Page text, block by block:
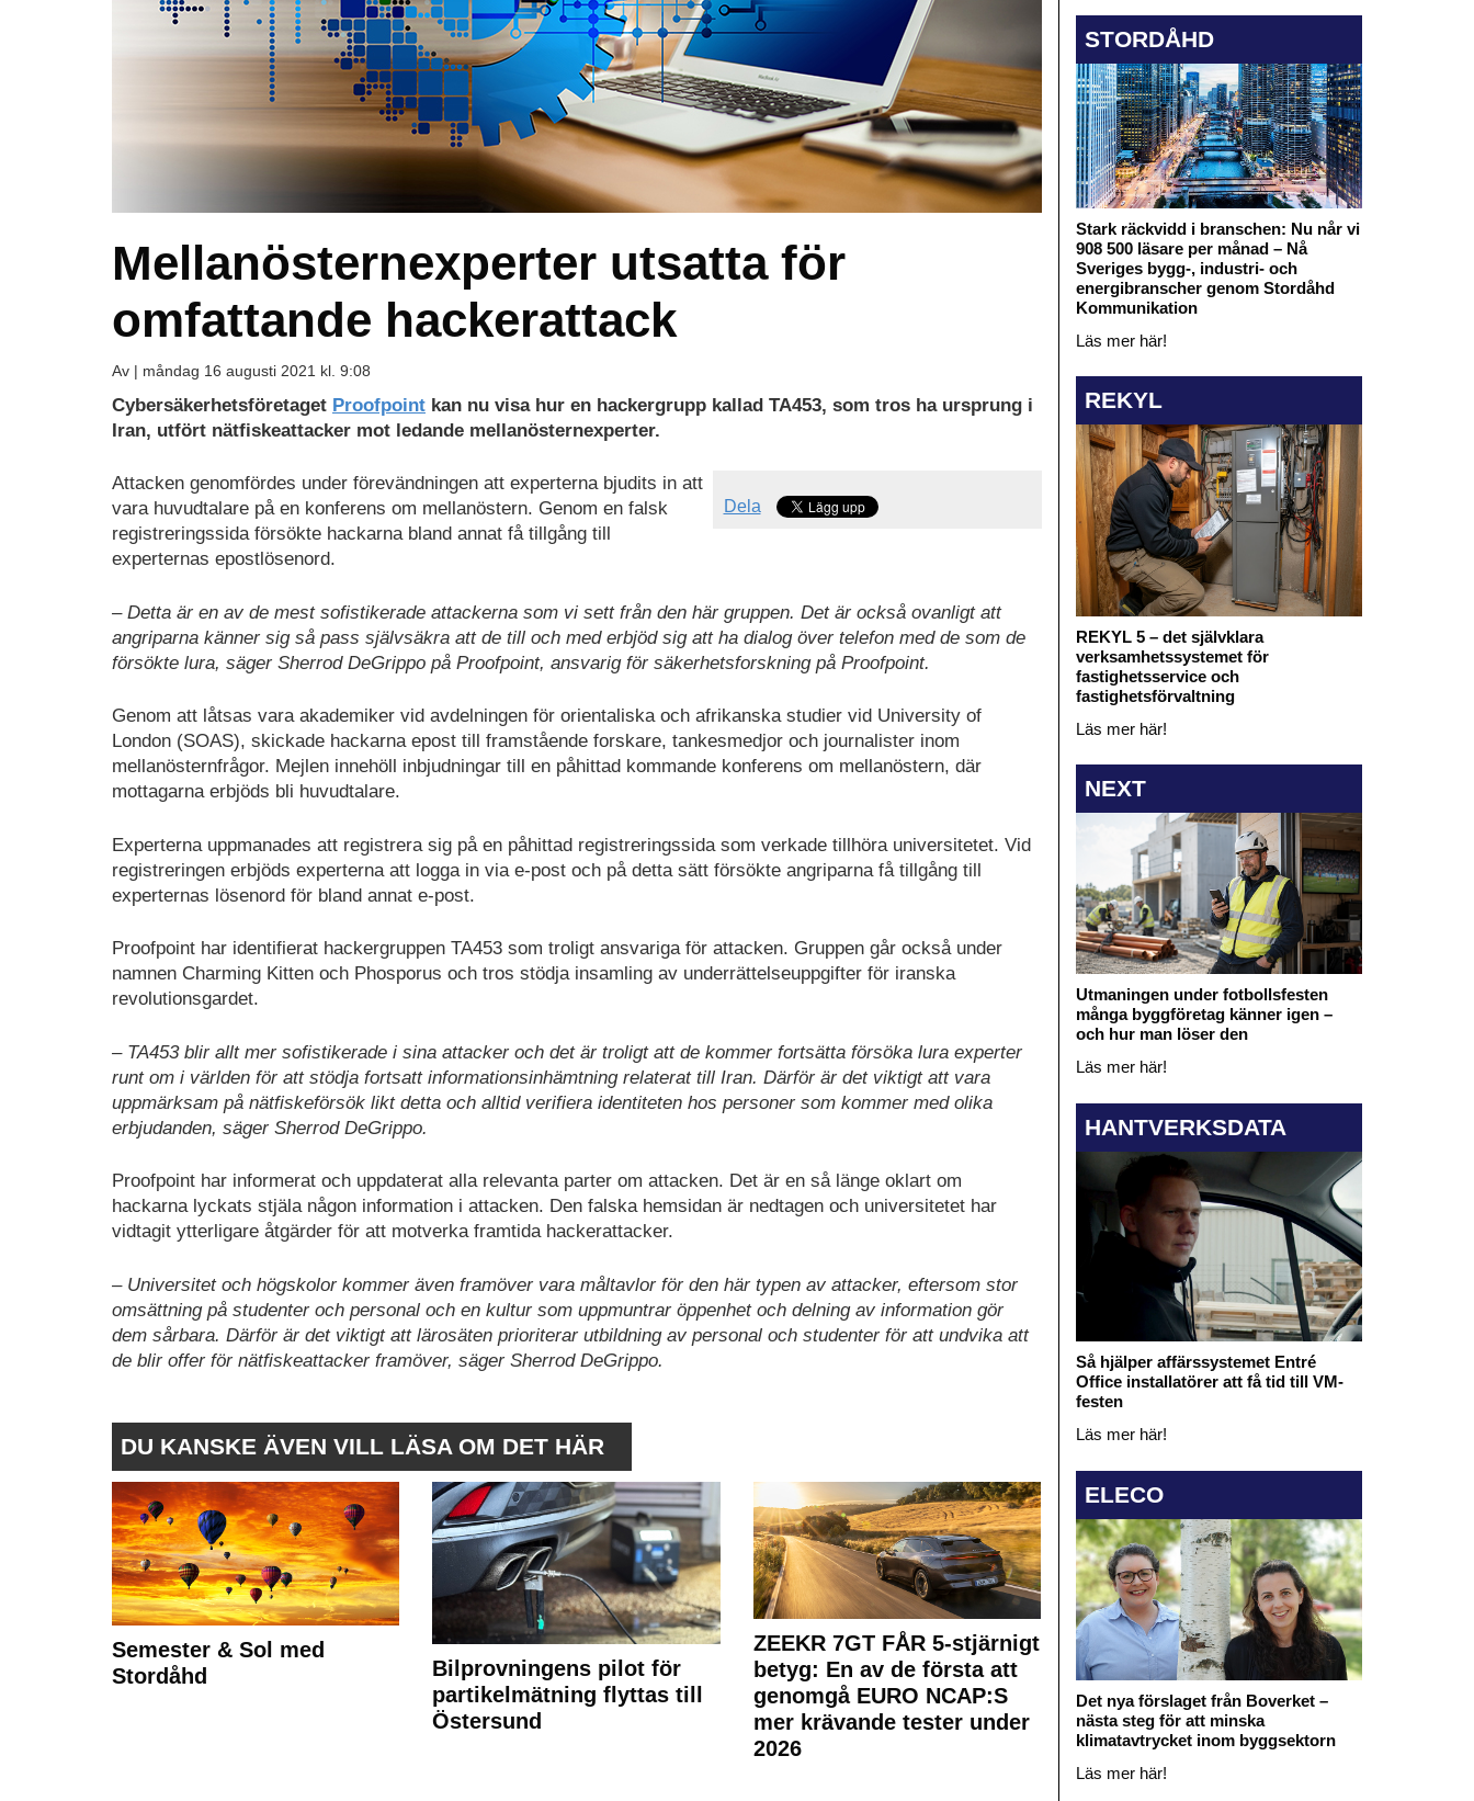
Mellanösternexperter utsatta för
omfattande hackerattack
Av | måndag 16 augusti 2021 kl. 9:08
Cybersäkerhetsföretaget Proofpoint kan nu visa hur en hackergrupp kallad TA453, som tros ha ursprung i
Iran, utfört nätfiskeattacker mot ledande mellanösternexperter.
Dela
Attacken genomfördes under förevändningen att experterna bjudits in att
vara huvudtalare på en konferens om mellanöstern. Genom en falsk
registreringssida försökte hackarna bland annat få tillgång till
experternas epostlösenord.
– Detta är en av de mest sofistikerade attackerna som vi sett från den här gruppen. Det är också ovanligt att
angriparna känner sig så pass självsäkra att de till och med erbjöd sig att ha dialog över telefon med de som de
försökte lura, säger Sherrod DeGrippo på Proofpoint, ansvarig för säkerhetsforskning på Proofpoint.
Genom att låtsas vara akademiker vid avdelningen för orientaliska och afrikanska studier vid University of
London (SOAS), skickade hackarna epost till framstående forskare, tankesmedjor och journalister inom
mellanösternfrågor. Mejlen innehöll inbjudningar till en påhittad kommande konferens om mellanöstern, där
mottagarna erbjöds bli huvudtalare.
Experterna uppmanades att registrera sig på en påhittad registreringssida som verkade tillhöra universitetet. Vid
registreringen erbjöds experterna att logga in via e-post och på detta sätt försökte angriparna få tillgång till
experternas lösenord för bland annat e-post.
Proofpoint har identifierat hackergruppen TA453 som troligt ansvariga för attacken. Gruppen går också under
namnen Charming Kitten och Phosporus och tros stödja insamling av underrättelseuppgifter för iranska
revolutionsgardet.
– TA453 blir allt mer sofistikerade i sina attacker och det är troligt att de kommer fortsätta försöka lura experter
runt om i världen för att stödja fortsatt informationsinhämtning relaterat till Iran. Därför är det viktigt att vara
uppmärksam på nätfiskeförsök likt detta och alltid verifiera identiteten hos personer som kommer med olika
erbjudanden, säger Sherrod DeGrippo.
Proofpoint har informerat och uppdaterat alla relevanta parter om attacken. Det är en så länge oklart om
hackarna lyckats stjäla någon information i attacken. Den falska hemsidan är nedtagen och universitetet har
vidtagit ytterligare åtgärder för att motverka framtida hackerattacker.
– Universitet och högskolor kommer även framöver vara måltavlor för den här typen av attacker, eftersom stor
omsättning på studenter och personal och en kultur som uppmuntrar öppenhet och delning av information gör
dem sårbara. Därför är det viktigt att lärosäten prioriterar utbildning av personal och studenter för att undvika att
de blir offer för nätfiskeattacker framöver, säger Sherrod DeGrippo.
DU KANSKE ÄVEN VILL LÄSA OM DET HÄR
Semester & Sol med
Stordåhd
Bilprovningens pilot för
partikelmätning flyttas till
Östersund
ZEEKR 7GT FÅR 5-stjärnigt
betyg: En av de första att
genomgå EURO NCAP:S
mer krävande tester under
2026
STORDÅHD
Stark räckvidd i branschen: Nu når vi
908 500 läsare per månad – Nå
Sveriges bygg-, industri- och
energibranscher genom Stordåhd
Kommunikation
Läs mer här!
REKYL
REKYL 5 – det självklara
verksamhetssystemet för
fastighetsservice och
fastighetsförvaltning
Läs mer här!
NEXT
Utmaningen under fotbollsfesten
många byggföretag känner igen –
och hur man löser den
Läs mer här!
HANTVERKSDATA
Så hjälper affärssystemet Entré
Office installatörer att få tid till VM-
festen
Läs mer här!
ELECO
Det nya förslaget från Boverket –
nästa steg för att minska
klimatavtrycket inom byggsektorn
Läs mer här!